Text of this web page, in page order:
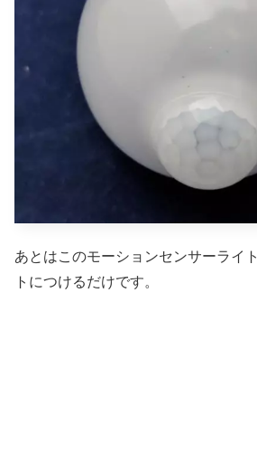
あとはこのモーションセンサーライ
トにつけるだけです。